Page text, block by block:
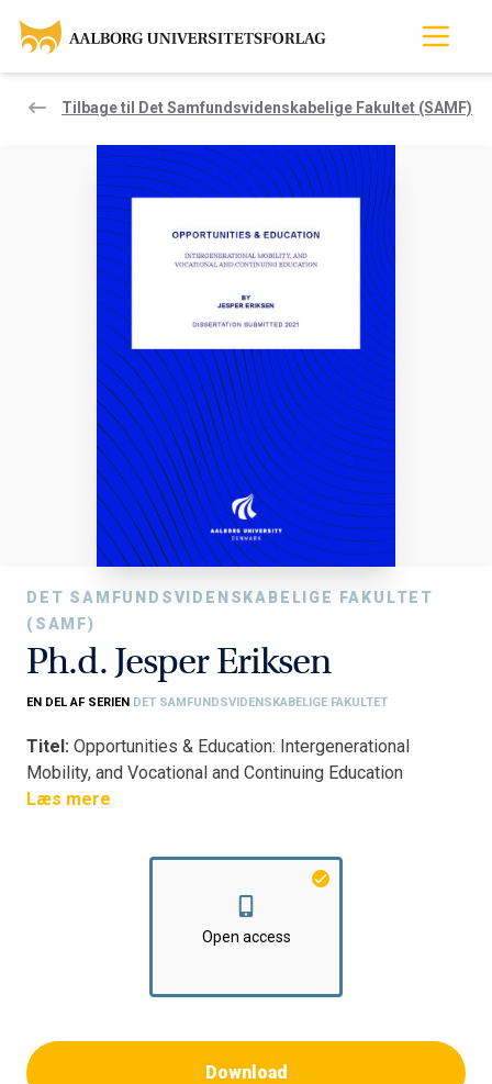
Tilbage til Det Samfundsvidenskabelige Fakultet (SAMF)
DET SAMFUNDSVIDENSKABELIGE FAKULTET
(SAMF)
Ph.d. Jesper Eriksen
EN DEL AF SERIEN DET SAMFUNDSVIDENSKABELIGE FAKULTET
Titel: Opportunities & Education: Intergenerational
Mobility, and Vocational and Continuing Education
Fakultet:Det Samfundsvidenskabelige Fakultet
Læs mere
Open access
Download